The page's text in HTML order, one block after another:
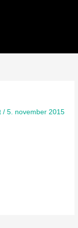
/5. november 2015